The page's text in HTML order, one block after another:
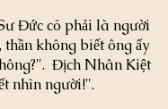
Đức có phải là người
không biết ông ấy
Địch Nhân Kiệt
nhìn người!".